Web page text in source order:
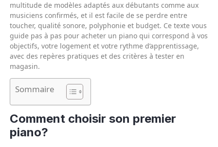
multitude de modèles adaptés aux débutants comme aux
musiciens confirmés, et il est facile de se perdre entre
toucher, qualité sonore, polyphonie et budget. Ce texte vous
guide pas à pas pour acheter un piano qui correspond à vos
objectifs, votre logement et votre rythme d’apprentissage,
avec des repères pratiques et des critères à tester en
magasin.
Sommaire
Comment choisir son premier
piano?